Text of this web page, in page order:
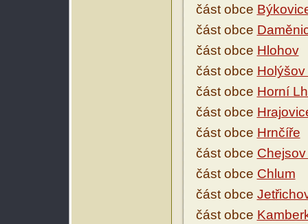
část obce
část obce
část obce Hlohov
část obce
část obce Horní
část obce
část obce Hrnčíře
část obce
část obce Chlum
část obce
část obce